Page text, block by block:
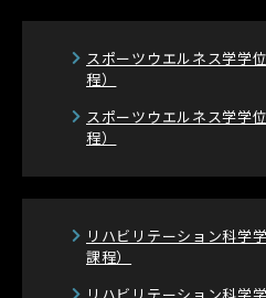
スポーツウエルネス学学
程）
スポーツウエルネス学学
程）
リハビリテーション科学
課程）